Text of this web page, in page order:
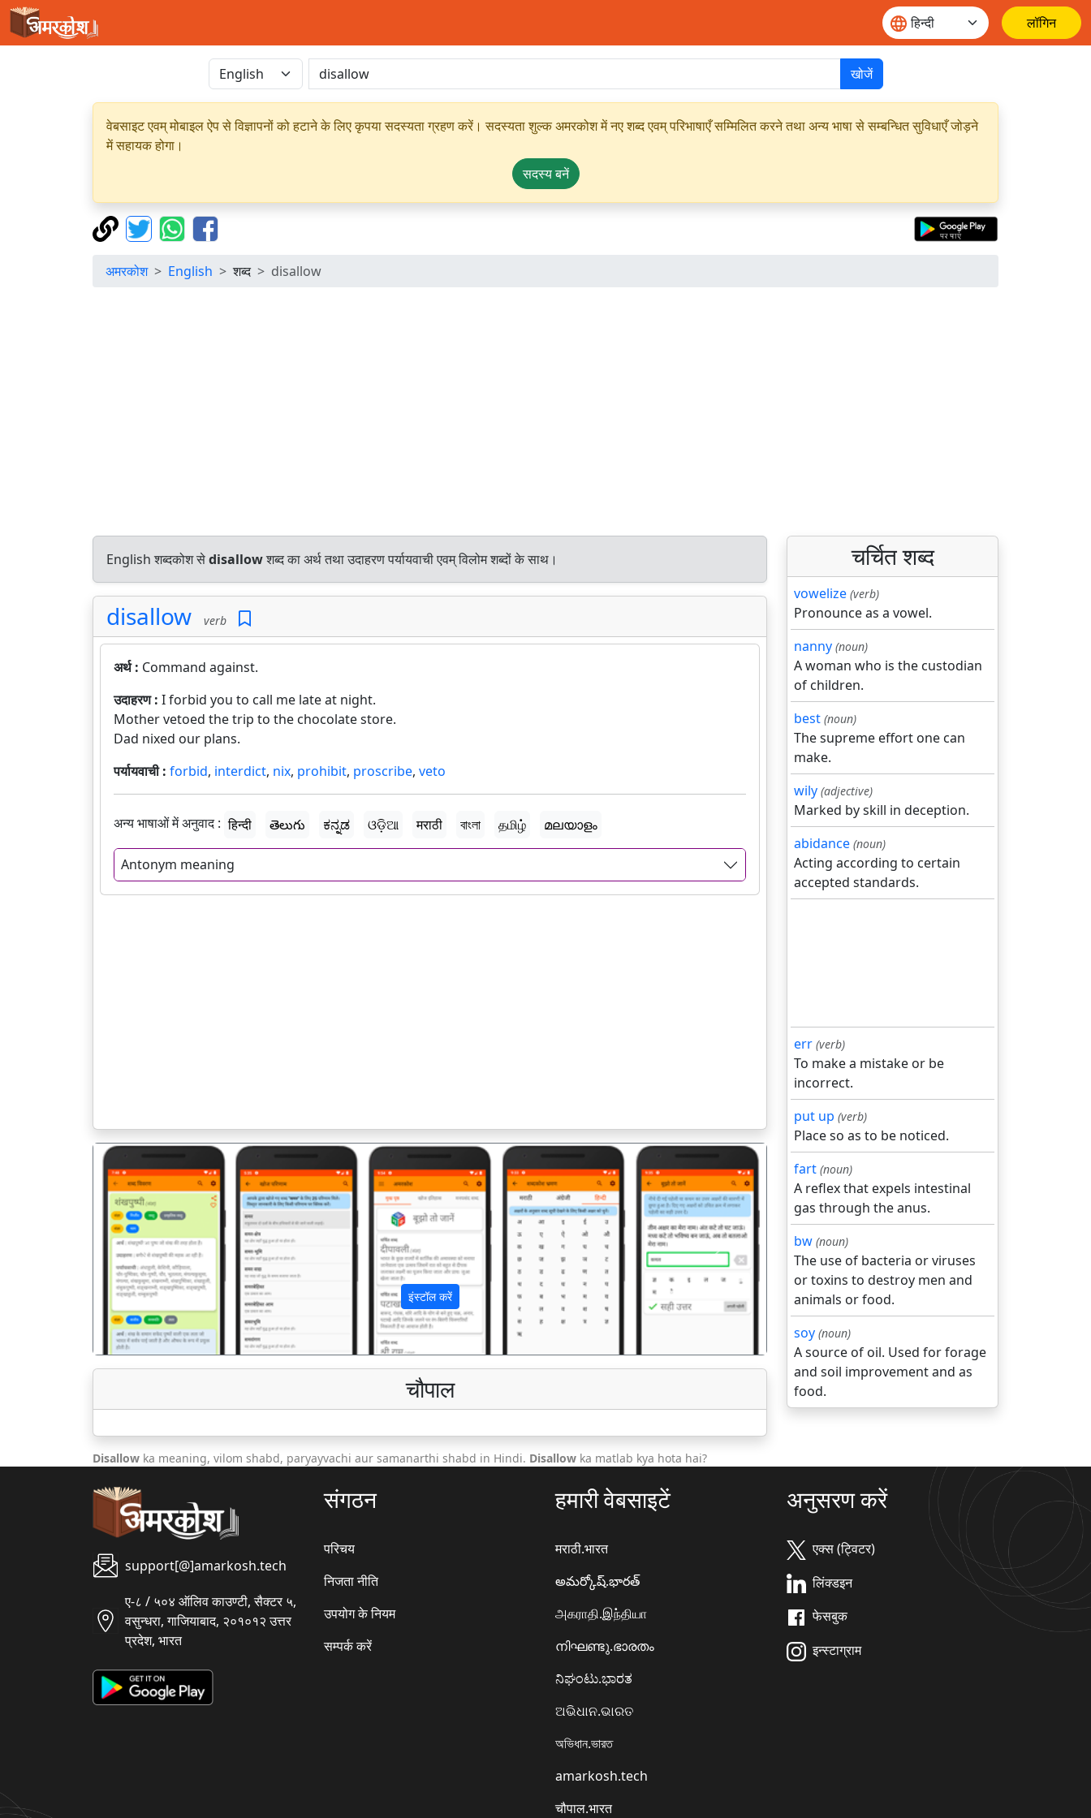
लॉगिन
खोजें
वेबसाइट एवम् मोबाइल ऐप से विज्ञापनों को हटाने के लिए कृपया सदस्यता ग्रहण करें। सदस्यता शुल्क अमरकोश में नए शब्द एवम् परिभाषाएँ सम्मिलित करने तथा अन्य भाषा से सम्बन्धित सुविधाएँ जोड़ने
में सहायक होगा।
सदस्य बनें
अमरकोश English शब्द disallow
English शब्दकोश सेdisallowशब्द का अर्थ तथा उदाहरण पर्यायवाची एवम् विलोम शब्दों के साथ।
disallow verb
अर्थ : Command against.
उदाहरण : I forbid you to call me late at night.
Mother vetoed the trip to the chocolate store.
Dad nixed our plans.
पर्यायवाची : forbid, interdict, nix, prohibit, proscribe, veto
अन्य भाषाओं में अनुवाद : हिन्दी తెలుగు ಕನ್ನಡ ଓଡ଼ିଆ मराठी বাংলা தமிழ் മലയാളം
Antonym meaning
इंस्टॉल करें
पिछला अगला
चौपाल
चर्चित शब्द
vowelize (verb)
Pronounce as a vowel.
nanny (noun)
A woman who is the custodian
of children.
best (noun)
The supreme effort one can
make.
wily (adjective)
Marked by skill in deception.
abidance (noun)
Acting according to certain
accepted standards.
err (verb)
To make a mistake or be
incorrect.
put up (verb)
Place so as to be noticed.
fart (noun)
A reflex that expels intestinal
gas through the anus.
bw (noun)
The use of bacteria or viruses
or toxins to destroy men and
animals or food.
soy (noun)
A source of oil. Used for forage
and soil improvement and as
food.
Disallow ka meaning, vilom shabd, paryayvachi aur samanarthi shabd in Hindi. Disallow ka matlab kya hota hai?
support[@]amarkosh.tech
ए-८ / ५०४ ऑलिव काउण्टी, सैक्टर ५,
वसुन्धरा, गाजियाबाद, २०१०१२ उत्तर
प्रदेश, भारत
संगठन
परिचय
निजता नीति
उपयोग के नियम
सम्पर्क करें
हमारी वेबसाइटें
मराठी.भारत
అమర్కోష్.భారత్
அகராதி.இந்தியா
നിഘണ്ടു.ഭാരതം
ನಿಘಂಟು.ಭಾರತ
ଅଭିଧାନ.ଭାରତ
অভিধান.ভারত
amarkosh.tech
चौपाल.भारत
अनुसरण करें
एक्स (ट्विटर)
लिंक्डइन
फेसबुक
इन्स्टाग्राम